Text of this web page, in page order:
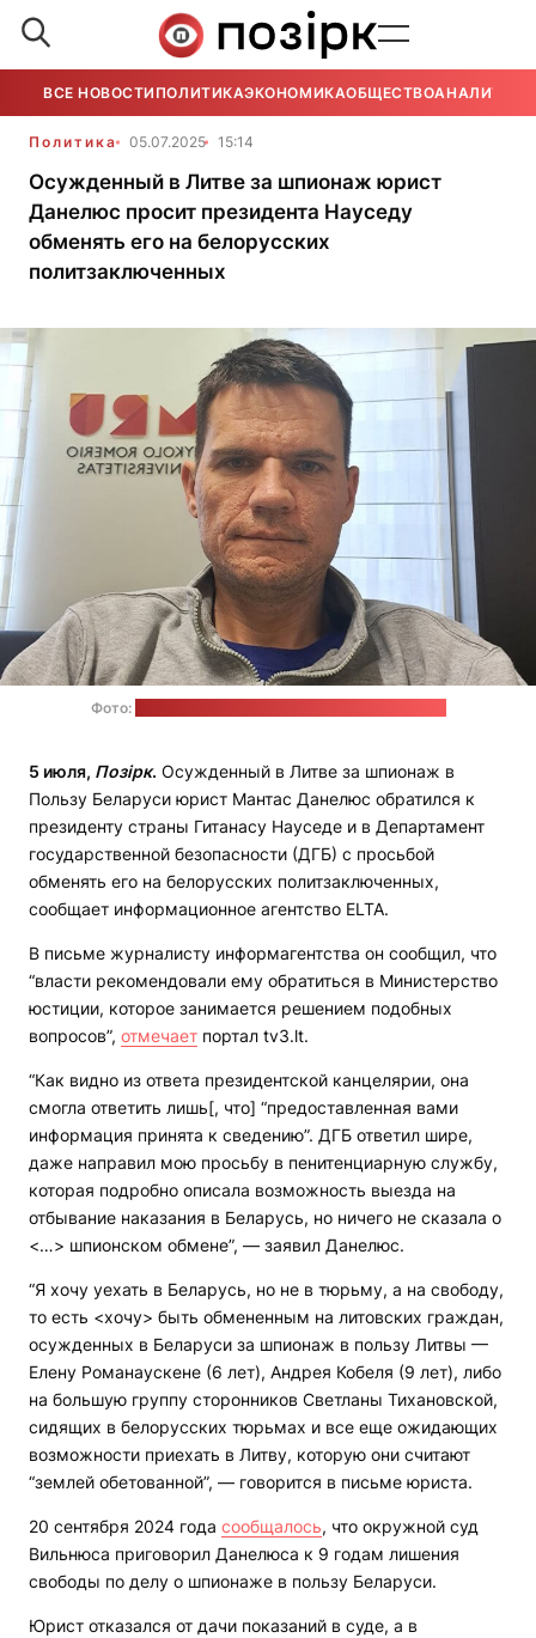
ВСЕ НОВОСТИ ПОЛИТИКАЭКОНОМИКАОБЩЕСТВОАНАЛИТИКА
Политика 05.07.2025 15:14
Осужденный в Литве за шпионаж юрист
Данелюс просит президента Науседу
обменять его на белорусских
политзаключенных
Фото:
5 июля, Позірк. Осужденный в Литве за шпионаж в
Пользу Беларуси юрист Мантас Данелюс обратился к
президенту страны Гитанасу Науседе и в Департамент
государственной безопасности (ДГБ) с просьбой
обменять его на белорусских политзаключенных,
сообщает информационное агентство ELTA.
В письме журналисту информагентства он сообщил, что
“власти рекомендовали ему обратиться в Министерство
юстиции, которое занимается решением подобных
вопросов”, отмечает портал tv3.lt.
“Как видно из ответа президентской канцелярии, она
смогла ответить лишь[, что] “предоставленная вами
информация принята к сведению”. ДГБ ответил шире,
даже направил мою просьбу в пенитенциарную службу,
которая подробно описала возможность выезда на
отбывание наказания в Беларусь, но ничего не сказала о
<…> шпионском обмене”, — заявил Данелюс.
“Я хочу уехать в Беларусь, но не в тюрьму, а на свободу,
то есть <хочу> быть обмененным на литовских граждан,
осужденных в Беларуси за шпионаж в пользу Литвы —
Елену Романаускене (6 лет), Андрея Кобеля (9 лет), либо
на большую группу сторонников Светланы Тихановской,
сидящих в белорусских тюрьмах и все еще ожидающих
возможности приехать в Литву, которую они считают
“землей обетованной”, — говорится в письме юриста.
20 сентября 2024 года сообщалось, что окружной суд
Вильнюса приговорил Данелюса к 9 годам лишения
свободы по делу о шпионаже в пользу Беларуси.
Юрист отказался от дачи показаний в суде, а в